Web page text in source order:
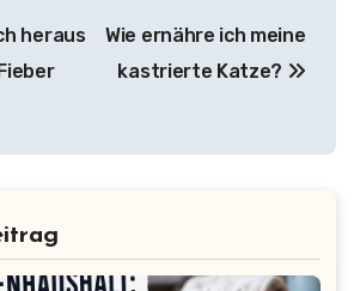
heraus
Wie ernähre ich meine
kastrierte Katze?